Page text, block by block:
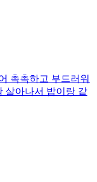
촉촉하고 부드러워
살아나서 밥이랑 같